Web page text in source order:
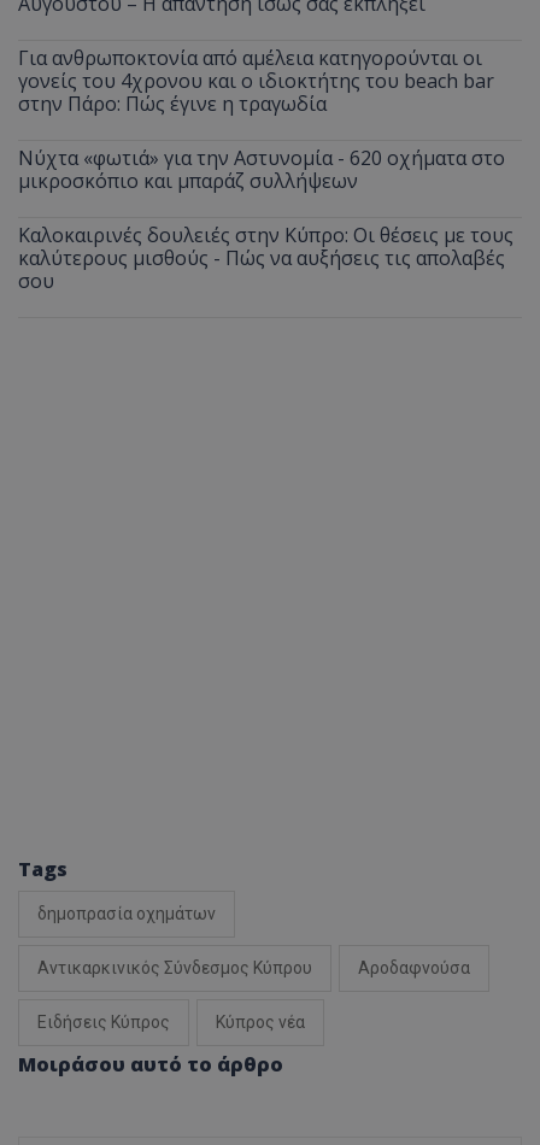
Για ανθρωποκτονία από αμέλεια κατηγορούνται οι
γονείς του 4χρονου και ο ιδιοκτήτης του beach bar
στην Πάρο: Πώς έγινε η τραγωδία
Νύχτα «φωτιά» για την Αστυνομία - 620 οχήματα στο
μικροσκόπιο και μπαράζ συλλήψεων
Καλοκαιρινές δουλειές στην Κύπρο: Οι θέσεις με τους
καλύτερους μισθούς - Πώς να αυξήσεις τις απολαβές
σου
Tags
δημοπρασία οχημάτων
Αντικαρκινικός Σύνδεσμος Κύπρου Αροδαφνούσα
Ειδήσεις Κύπρος Κύπρος νέα
Μοιράσου αυτό το άρθρο